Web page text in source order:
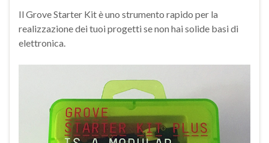
Il Grove Starter Kit è uno strumento rapido per la
realizzazione dei tuoi progetti se non hai solide basi di
elettronica.